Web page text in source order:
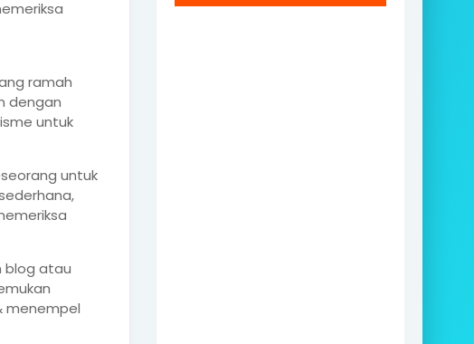
ramah
dengan
untuk
untuk
blog atau
menempel